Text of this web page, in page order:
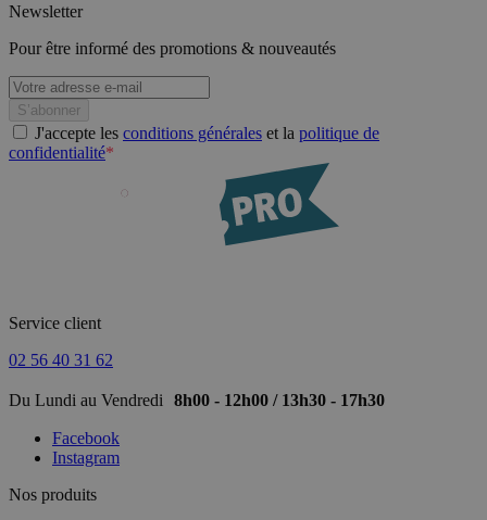
Newsletter
Pour être informé des promotions & nouveautés
J'accepte les conditions générales et la politique de
confidentialité*
Service client
02 56 40 31 62
Du Lundi au Vendredi 8h00 - 12h00 / 13h30 - 17h30
Facebook
Instagram
Nos produits